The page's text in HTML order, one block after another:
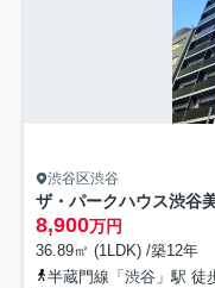
渋谷区渋谷
ザ・パークハウス渋谷
8,900万円
36.89㎡ (1LDK) /築12年
半蔵門線「渋谷」駅 徒